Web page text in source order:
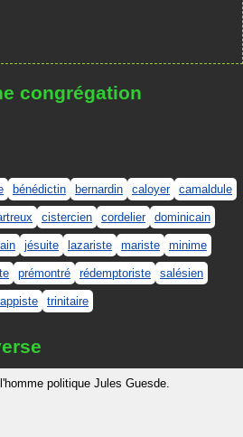
congrégation
bénédictin bernardin caloyer camaldule
cistercien cordelier dominicain
jésuite lazariste mariste minime
prémontré rédemptoriste salésien
trinitaire
politique Jules Guesde.